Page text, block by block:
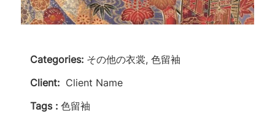
Categories: その他の衣裳, 色留袖
Client: Client Name
Tags : 色留袖